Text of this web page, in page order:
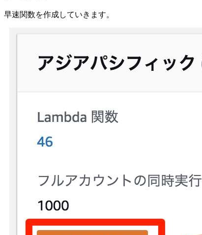
早速関数を作成していきます。